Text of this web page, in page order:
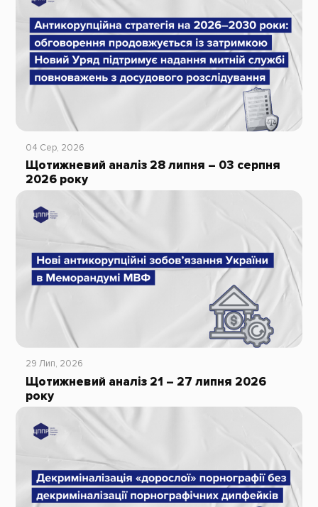
04 Сер, 2026
Щотижневий аналіз 28 липня – 03 серпня
2026 року
29 Лип, 2026
Щотижневий аналіз 21 – 27 липня 2026
року